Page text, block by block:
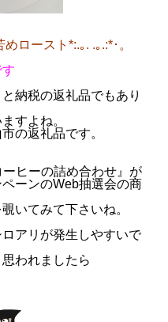
ロースト*:.｡. .｡.:*･。
納税の返礼品でもあり
すよね。
の返礼品です。
ヒーの詰め合わせ』が
ーンのWeb抽選会の商
いてみて下さいね。
アリが発生しやすいで
思われましたら